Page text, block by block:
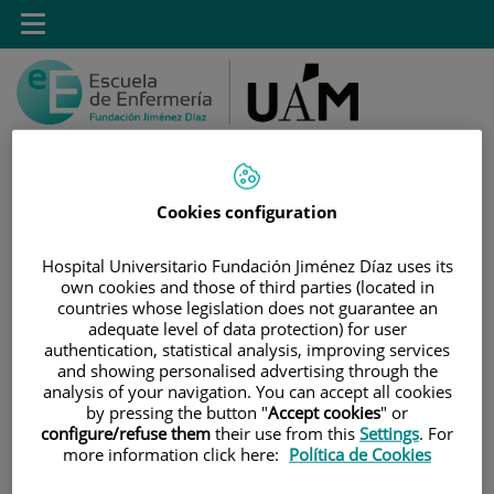
Saltar al contenido
contenido
Toggle
navigation
|ESTUDIOS|POSTGRADO
|TÍTULOS PROPIOS
|CURSO DE EXPERTO EN INNOVACIÓN EN LA GESTIÓN
DE QUIRÓFANO Y ESTERILIZACIÓN
MÓDULOS MATERIAS Y ASIGNATURAS
Cookies configuration
Hospital Universitario Fundación Jiménez Díaz uses its
own cookies and those of third parties (located in
countries whose legislation does not guarantee an
adequate level of data protection) for user
authentication, statistical analysis, improving services
and showing personalised advertising through the
analysis of your navigation. You can accept all cookies
by pressing the button "Accept cookies" or
configure/refuse them their use from this Settings. For
more information click here: Política de Cookies